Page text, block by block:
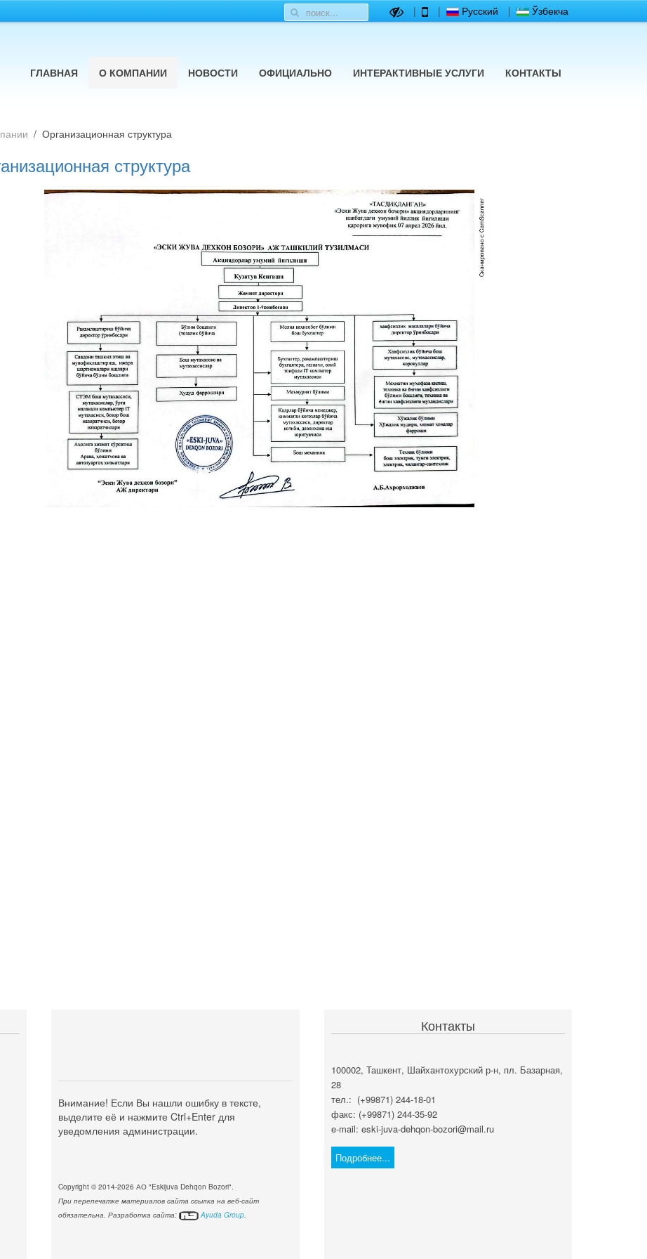
| | Русский | Ўзбекча
ГЛАВНАЯ О КОМПАНИИ НОВОСТИ ОФИЦИАЛЬНО ИНТЕРАКТИВНЫЕ УСЛУГИ КОНТАКТЫ
Организационная структура
структура
Внимание! Если Вы нашли ошибку в тексте,
выделите её и нажмите Ctrl+Enter для
уведомления администрации.
Copyright © 2014-2026 АО "Eskijuva Dehqon Bozori".
При перепечатке материалов сайта ссылка на веб-сайт
обязательна. Разработка сайта:
Ayuda Group.
Контакты
100002, Ташкент, Шайхантохурский р-н, пл. Базарная,
28
тел.: (+99871) 244-18-01
факс: (+99871) 244-35-92
e-mail: eski-juva-dehqon-bozori@mail.ru
Подробнее...